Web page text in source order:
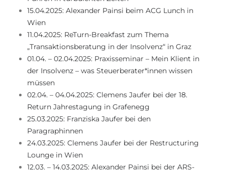
15.04.2025: Alexander Painsi beim ACG Lunch in
Wien
11.04.2025: ReTurn-Breakfast zum Thema
„Transaktionsberatung in der Insolvenz“ in Graz
01.04. – 02.04.2025: Praxisseminar – Mein Klient in
der Insolvenz – was Steuerberater*innen wissen
müssen
02.04. – 04.04.2025: Clemens Jaufer bei der 18.
Return Jahrestagung in Grafenegg
25.03.2025: Franziska Jaufer bei den
Paragraphinnen
24.03.2025: Clemens Jaufer bei der Restructuring
Lounge in Wien
12.03. – 14.03.2025: Alexander Painsi bei der ARS-